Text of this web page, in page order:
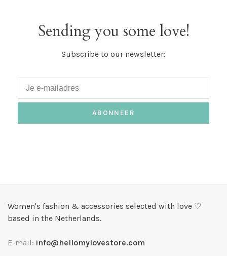
Sending you some love!
Subscribe to our newsletter:
ABONNEER
Women's fashion & accessories selected with love ♡
based in the Netherlands.
E-mail: info@hellomylovestore.com